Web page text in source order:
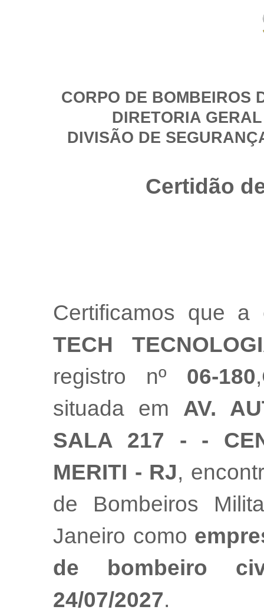
CORPO DE BOMBEIROS
DIRETORIA
DIVISÃO DE
Certidão
Certificamos que
TECH
registro nº 06-180
situada em AV.
SALA 217 - -
MERITI - RJ,
de Bombeiros
Janeiro como
de bombeiro
24/07/2027.